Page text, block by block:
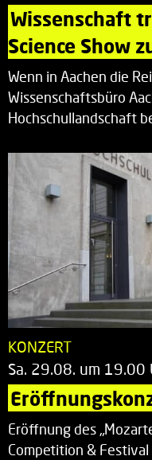
Wissenschaft
Science Show
Wenn in Aachen die
Wissenschaftsbüro
Hochschullandschaft
KONZERT
Sa. 29.08. um 19.00
Eröffnung des
Competition & Festival